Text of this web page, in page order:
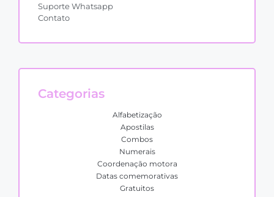
Suporte Whatsapp
Contato
Categorias
Alfabetização
Apostilas
Combos
Numerais
Coordenação motora
Datas comemorativas
Gratuitos